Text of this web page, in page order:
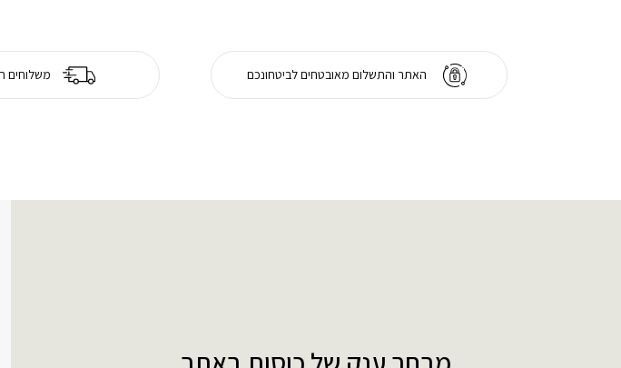
האתר והתשלום מאובטחים לביטחונכם משלוחים